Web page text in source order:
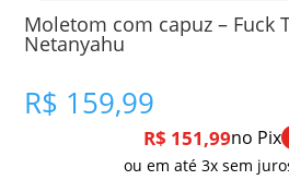
Moletom com capuz – Fuck
Netanyahu
R$ 159,99
R$ 151,99no Pix
ou em até 3x sem